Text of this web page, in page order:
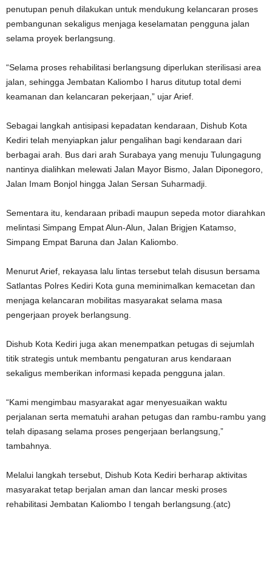
penutupan penuh dilakukan untuk mendukung kelancaran proses
pembangunan sekaligus menjaga keselamatan pengguna jalan
selama proyek berlangsung.
“Selama proses rehabilitasi berlangsung diperlukan sterilisasi area
jalan, sehingga Jembatan Kaliombo I harus ditutup total demi
keamanan dan kelancaran pekerjaan,” ujar Arief.
Sebagai langkah antisipasi kepadatan kendaraan, Dishub Kota
Kediri telah menyiapkan jalur pengalihan bagi kendaraan dari
berbagai arah. Bus dari arah Surabaya yang menuju Tulungagung
nantinya dialihkan melewati Jalan Mayor Bismo, Jalan Diponegoro,
Jalan Imam Bonjol hingga Jalan Sersan Suharmadji.
Sementara itu, kendaraan pribadi maupun sepeda motor diarahkan
melintasi Simpang Empat Alun-Alun, Jalan Brigjen Katamso,
Simpang Empat Baruna dan Jalan Kaliombo.
Menurut Arief, rekayasa lalu lintas tersebut telah disusun bersama
Satlantas Polres Kediri Kota guna meminimalkan kemacetan dan
menjaga kelancaran mobilitas masyarakat selama masa
pengerjaan proyek berlangsung.
Dishub Kota Kediri juga akan menempatkan petugas di sejumlah
titik strategis untuk membantu pengaturan arus kendaraan
sekaligus memberikan informasi kepada pengguna jalan.
“Kami mengimbau masyarakat agar menyesuaikan waktu
perjalanan serta mematuhi arahan petugas dan rambu-rambu yang
telah dipasang selama proses pengerjaan berlangsung,”
tambahnya.
Melalui langkah tersebut, Dishub Kota Kediri berharap aktivitas
masyarakat tetap berjalan aman dan lancar meski proses
rehabilitasi Jembatan Kaliombo I tengah berlangsung.(atc)